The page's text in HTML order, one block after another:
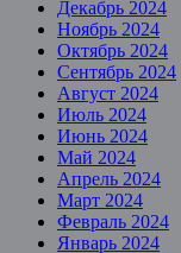
Декабрь 2024
Ноябрь 2024
Октябрь 2024
Сентябрь 2024
Август 2024
Июль 2024
Июнь 2024
Май 2024
Апрель 2024
Март 2024
Февраль 2024
Январь 2024